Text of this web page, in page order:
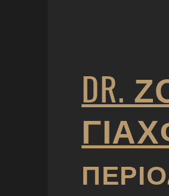
DR.